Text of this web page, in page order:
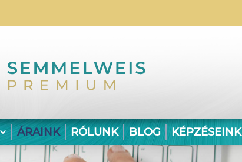
ÁRAINK RÓLUNK BLOG KÉPZÉSEINK